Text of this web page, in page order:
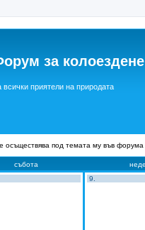
за
всички приятели на природата
осъществява под темата му във форума
събота
9.